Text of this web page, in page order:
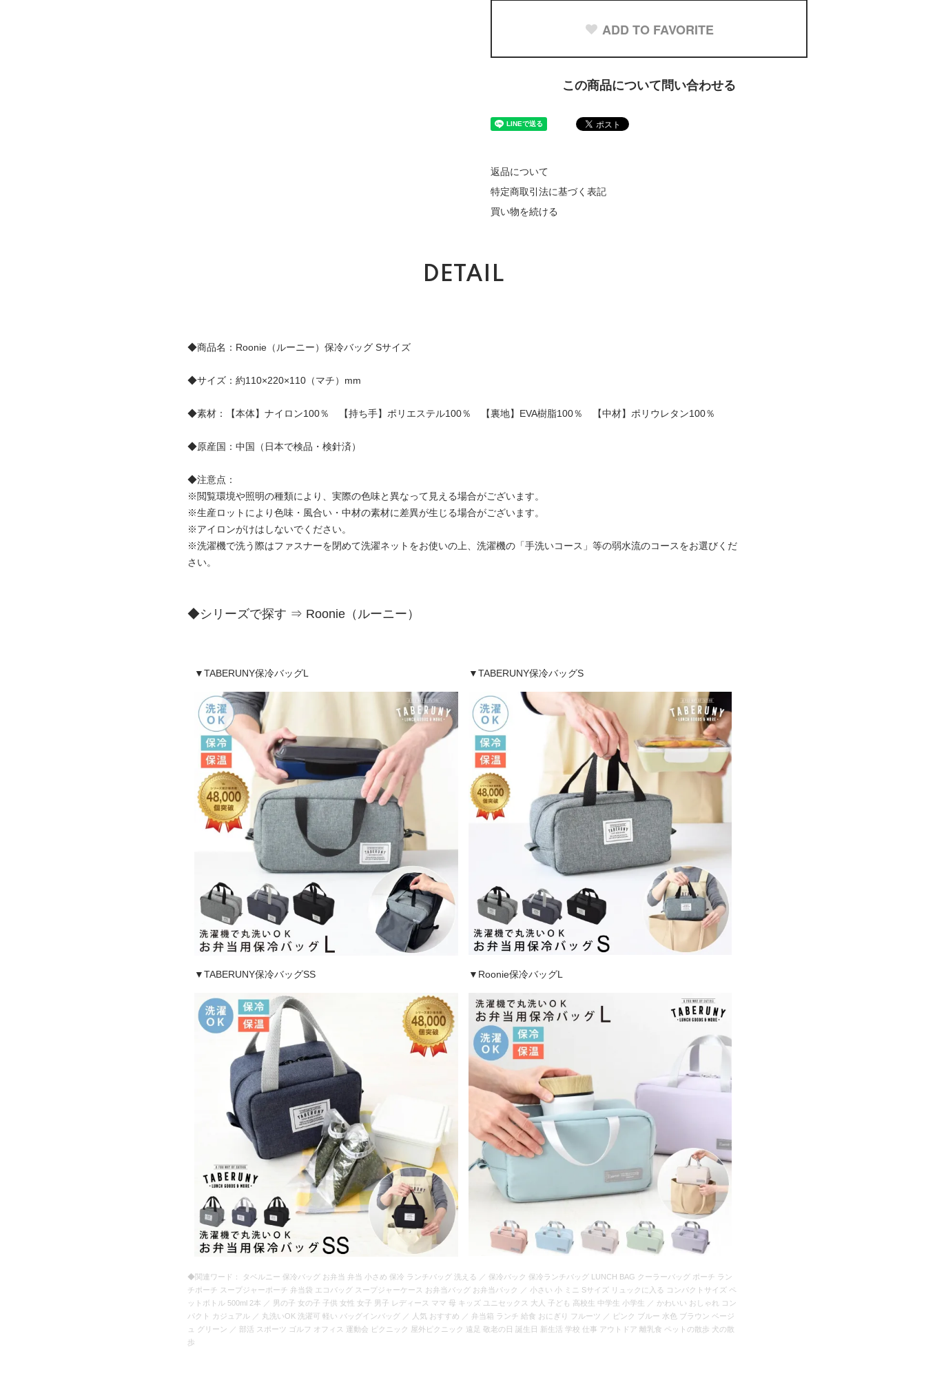
ADD TO FAVORITE
この商品について問い合わせる
返品について
特定商取引法に基づく表記
買い物を続ける
DETAIL
◆商品名：Roonie（ルーニー）保冷バッグ Sサイズ
◆サイズ：約110×220×110（マチ）mm
◆素材：【本体】ナイロン100％ 【持ち手】ポリエステル100％ 【裏地】EVA樹脂100％ 【中材】ポリウレタン100％
◆原産国：中国（日本で検品・検針済）
◆注意点：
※閲覧環境や照明の種類により、実際の色味と異なって見える場合がございます。
※生産ロットにより色味・風合い・中材の素材に差異が生じる場合がございます。
※アイロンがけはしないでください。
※洗濯機で洗う際はファスナーを閉めて洗濯ネットをお使いの上、洗濯機の「手洗いコース」等の弱水流のコースをお選びくだ
さい。
◆シリーズで探す ⇒ Roonie（ルーニー）
▼TABERUNY保冷バッグL ▼TABERUNY保冷バッグS
▼TABERUNY保冷バッグSS ▼Roonie保冷バッグL
◆関連ワード： タベルニー 保冷バッグ お弁当 弁当 小さめ 保冷 ランチバッグ 洗える ／ 保冷バック 保冷ランチバッグ LUNCH BAG クーラーバッグ ポーチ ラン
チポーチ スープジャーポーチ 弁当袋 エコバッグ スープジャーケース お弁当バッグ お弁当バック ／ 小さい 小 ミニ Sサイズ リュックに入る コンパクトサイズ ペ
ットボトル 500ml 2本 ／ 男の子 女の子 子供 女性 女子 男子 レディース ママ 母 キッズ ユニセックス 大人 子ども 高校生 中学生 小学生 ／ かわいい おしゃれ コン
パクト カジュアル ／ 丸洗いOK 洗濯可 軽い バッグインバッグ ／ 人気 おすすめ ／ 弁当箱 ランチ 給食 おにぎり フルーツ ／ ピンク ブルー 水色 ブラウン ベージ
ュ グリーン ／ 部活 スポーツ ゴルフ オフィス 運動会 ピクニック 屋外ピクニック 遠足 敬老の日 誕生日 新生活 学校 仕事 アウトドア 離乳食 ペットの散歩 犬の散
歩